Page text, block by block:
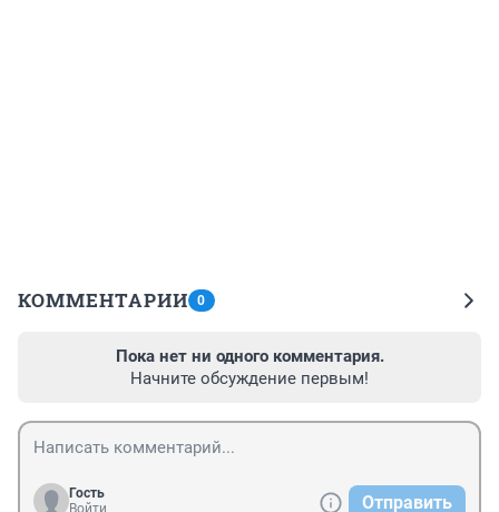
КОММЕНТАРИИ 0
Пока нет ни одного комментария.
Начните обсуждение первым!
Гость
Отправить